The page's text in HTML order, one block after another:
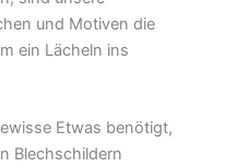
und Motiven die
ein Lächeln ins
Etwas benötigt,
Blechschildern